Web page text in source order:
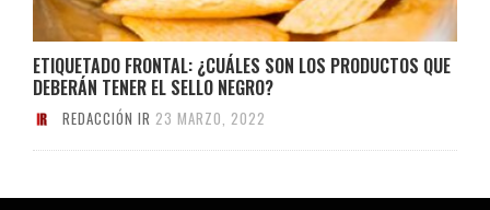
ETIQUETADO FRONTAL: ¿CUÁLES SON LOS PRODUCTOS QUE
DEBERÁN TENER EL SELLO NEGRO?
REDACCIÓN IR 23 MARZO, 2022